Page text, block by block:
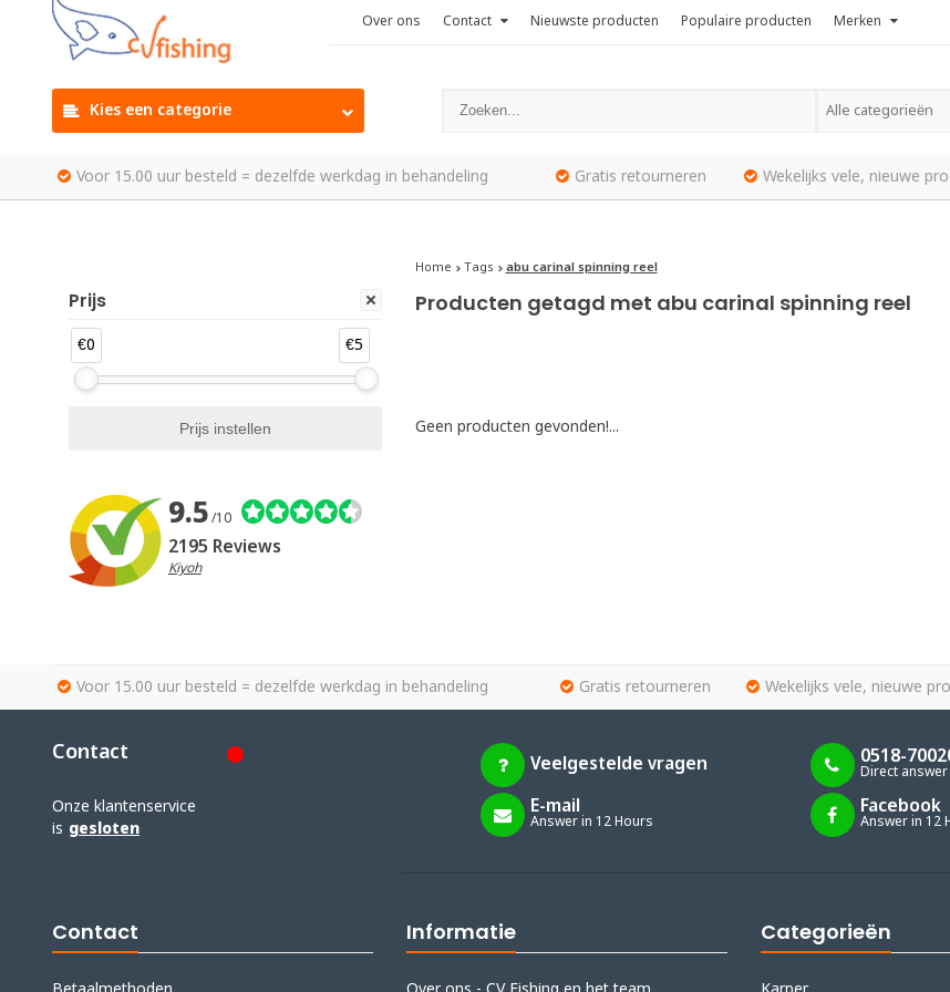
Over ons Contact Nieuwste producten Populaire producten Merken
Kies een categorie Alle categorieën
Voor 15.00 uur besteld = dezelfde werkdag in behandeling Gratis retourneren Wekelijks vele, nieuwe
Prijs
€0 €5
9.5/10
2195 Reviews
Kiyoh
Home Tags abu carinal spinning reel
Producten getagd met abu carinal spinning reel
Geen producten gevonden!...
Voor 15.00 uur besteld = dezelfde werkdag in behandeling Gratis retourneren Wekelijks vele, nieuwe
Contact
Onze klantenservice
is gesloten
Veelgestelde vragen 0518-
Direct answer
E-mail
Answer in 12 Hours
Facebook
Answer in 12
Contact Informatie Categorieën